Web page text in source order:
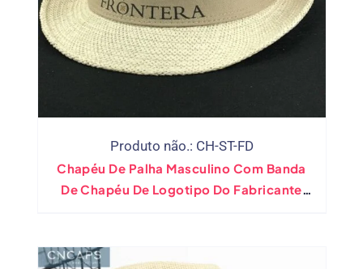
Produto não.: CH-ST-FD
Chapéu De Palha Masculino Com Banda
De Chapéu De Logotipo Do Fabricante